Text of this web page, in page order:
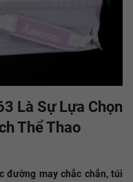
Là Sự Lựa Chọn
Thể Thao
đường may chắc chắn, túi